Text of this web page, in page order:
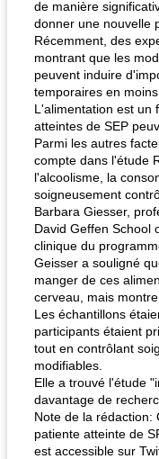
de manière
donner une nouvelle
Récemment, des
montrant que les
peuvent induire
temporaires en
L'alimentation est un
atteintes de SEP
Parmi les autres
compte dans l'étude
l'alcoolisme, la
soigneusement
Barbara Giesser,
David Geffen School
clinique du
Geisser a souligné
manger de ces
cerveau, mais
Les échantillons
participants étaient
tout en contrôlant
modifiables.
Elle a trouvé l'étude
davantage de
Note de la rédaction:
patiente atteinte de
est accessible sur